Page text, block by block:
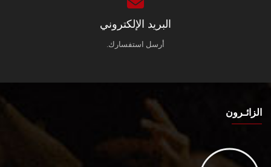
البريد الإلكتروني
أرسل استفسارك.
الزائـرون